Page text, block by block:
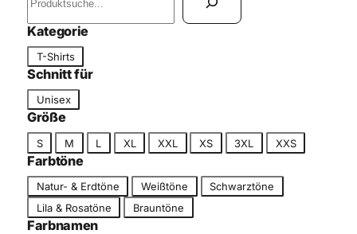
u
c
h
e
n
Kategorie
a
t
e
g
r
i
e
T-Shirts
Schnitt für
c
h
n
i
t
Unisex
Größe
r
ö
ß
S M L XL XXL XS 3XL XXS
Farbtöne
a
r
Natur- & Erdtöne Weißtöne
Schwarztöne
Lila & Rosatöne
Brauntöne
Farbnamen